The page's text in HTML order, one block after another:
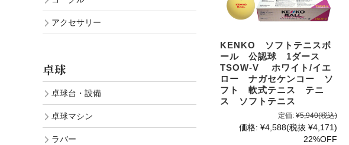
KENKO ソフトテニスボ
ール 公認球 1ダース
TSOW-V ホワイト/イエ
ロー ナガセケンコー ソ
フト 軟式テニス テニ
ス ソフトテニス
定価: ¥5,940(税込)
価格: ¥4,588(税抜 ¥4,171)
22%OFF
アクセサリー
卓球
卓球台・設備
卓球マシン
ラバー